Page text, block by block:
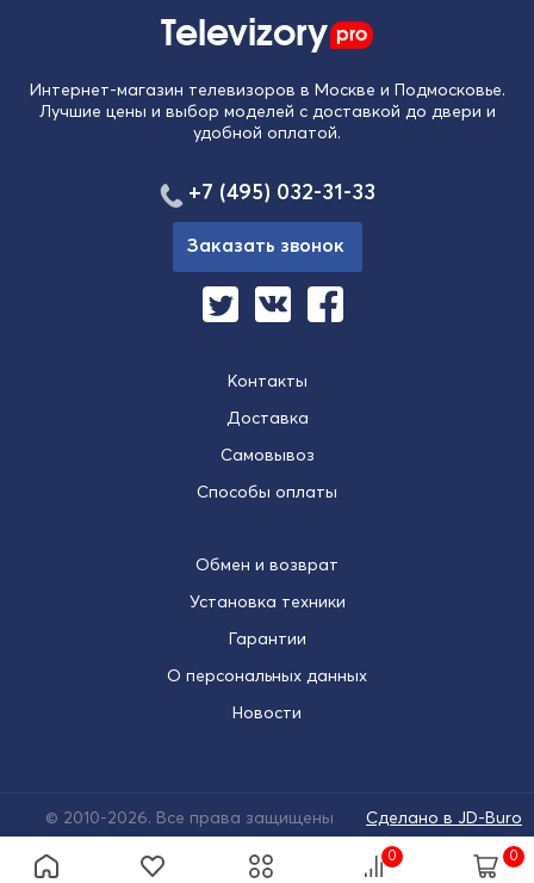
0 0
Televizory pro
Интернет-магазин телевизоров в Москве и Подмосковье.
Лучшие цены и выбор моделей с доставкой до двери и
удобной оплатой.
Контакты
Доставка
Самовывоз
Способы оплаты
Обмен и возврат
Установка техники
Гарантии
О персональных данных
Новости
+7 (495) 032-31-33
Заказать звонок
© 2010-2026. Все права защищены Сделано в JD-Buro